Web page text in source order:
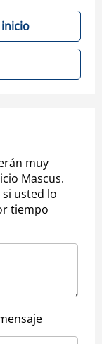
muy
Mascus.
usted lo
tiempo